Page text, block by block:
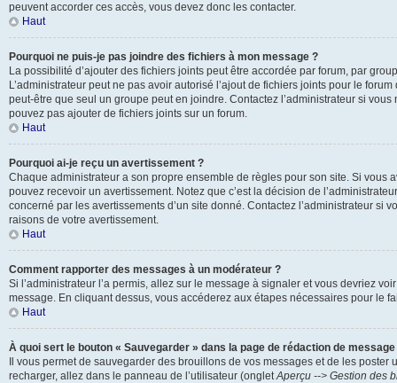
peuvent accorder ces accès, vous devez donc les contacter.
Haut
Pourquoi ne puis-je pas joindre des fichiers à mon message ?
La possibilité d’ajouter des fichiers joints peut être accordée par forum, par
L’administrateur peut ne pas avoir autorisé l’ajout de fichiers joints pour le
peut-être que seul un groupe peut en joindre. Contactez l’administrateur si
pouvez pas ajouter de fichiers joints sur un forum.
Haut
Pourquoi ai-je reçu un avertissement ?
Chaque administrateur a son propre ensemble de règles pour son site. Si vous
pouvez recevoir un avertissement. Notez que c’est la décision de
concerné par les avertissements d’un site donné. Contactez l’administrateur si
raisons de votre avertissement.
Haut
Comment rapporter des messages à un modérateur ?
Si l’administrateur l’a permis, allez sur le message à signaler et vous devriez
message. En cliquant dessus, vous accéderez aux étapes nécessaires pour le
Haut
À quoi sert le bouton « Sauvegarder » dans la page de rédaction de message
Il vous permet de sauvegarder des brouillons de vos messages et de les poster
recharger, allez dans le panneau de l’utilisateur (ongletAperçu --> Gestion des